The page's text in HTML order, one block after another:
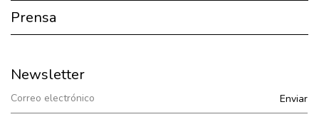
Prensa
Newsletter